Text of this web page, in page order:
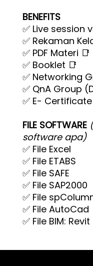
BENEFITS
✅ Live session
✅ Rekaman
✅ PDF Materi 📑
✅ Booklet 📑
✅ Networking
✅ QnA Group
✅ E-
FILE SOFTWARE
software apa)
✅ File Excel
✅ File ETABS
✅ File SAFE
✅ File SAP2000
✅ File
✅ File AutoCad
✅ File BIM: Revit